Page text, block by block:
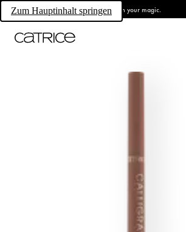
Zum Hauptinhalt springen Own your magic.